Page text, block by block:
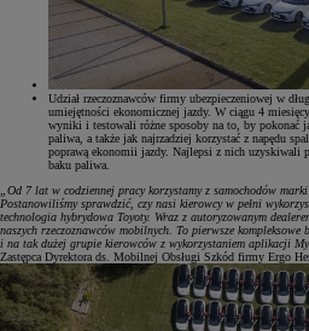
Udział rzeczoznawców firmy ubezpieczeniowej w
umiejętności ekonomicznej jazdy. W ciągu 4
wyniki i testowali różne sposoby na to, by pokonać
paliwa, a także jak najrzadziej korzystać z napędu
poprawą ekonomii jazdy. Najlepsi z nich uzyskiwali
baku paliwa.
„Od 7 lat w codziennej pracy korzystamy z samochodów
Postanowiliśmy sprawdzić, czy nasi kierowcy w pełni
technologia hybrydowa Toyoty. Wraz z autoryzowanym
naszych rzeczoznawców mobilnych. To pierwsze
i na tak dużej grupie kierowców z wykorzystaniem aplikacji
Zastępca Dyrektora ds. Mobilnej Obsługi Szkód firmy Ergo